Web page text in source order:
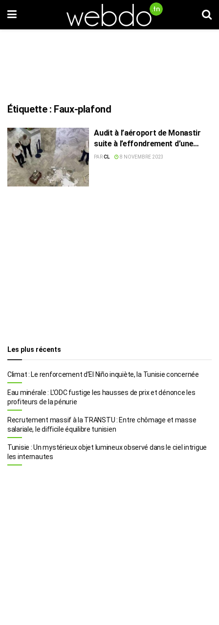
Étiquette : Faux-plafond
Audit à l’aéroport de Monastir
suite à l’effondrement d’une
partie du faux-plafond
PARCL 8 NOVEMBRE 2023
Les plus récents
Climat : Le renforcement d’El Niño inquiète, la Tunisie concernée
Eau minérale : L’ODC fustige les hausses de prix et dénonce les
profiteurs de la pénurie
Recrutement massif à la TRANSTU : Entre chômage et masse
salariale, le difficile équilibre tunisien
Tunisie : Un mystérieux objet lumineux observé dans le ciel intrigue
les internautes